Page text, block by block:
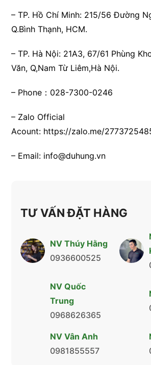
– TP. Hồ Chí Minh: 215/56 Đường
Q.Bình Thạnh, HCM.
– TP. Hà Nội: 21A3, 67/61 Phùng
Văn, Q,Nam Từ Liêm,Hà Nội.
– Phone：028-7300-0246
– Zalo Official
Acount: https://zalo.me/
– Email: info@duhung.vn
TƯ VẤN ĐẶT HÀNG
NV Thúy Hằng
0936600525
NV Quốc
Trung
0968626365
NV Vân Anh
0981855557